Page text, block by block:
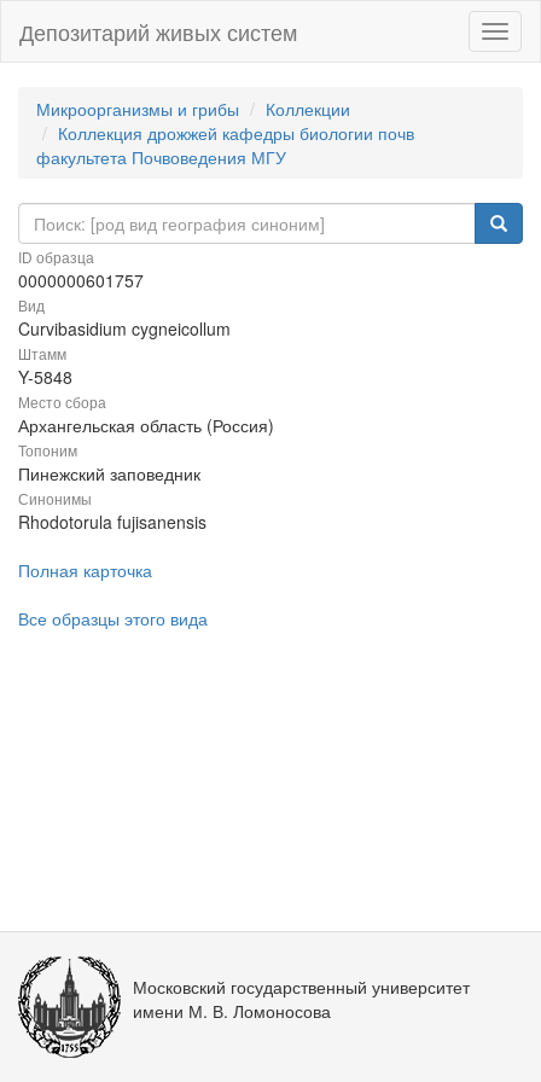
Депозитарий живых систем
Микроорганизмы и грибы
Коллекции
Коллекция дрожжей кафедры биологии почв
факультета Почвоведения МГУ
ID образца
0000000601757
Вид
Curvibasidium cygneicollum
Штамм
Y-5848
Место сбора
Архангельская область (Россия)
Топоним
Пинежский заповедник
Синонимы
Rhodotorula fujisanensis
Полная карточка
Все образцы этого вида
Московский государственный университет
имени М. В. Ломоносова